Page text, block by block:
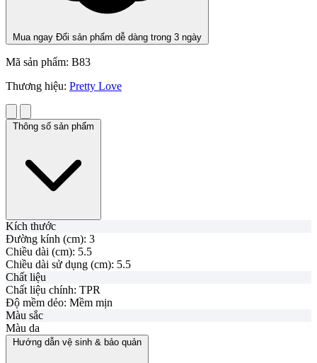
Mua ngay Đổi sản phẩm dễ dàng trong 3 ngày
Mã sản phẩm: B83
Thương hiệu: Pretty Love
Thông số sản phẩm
Kích thước
Đường kính (cm): 3
Chiều dài (cm): 5.5
Chiều dài sử dụng (cm): 5.5
Chất liệu
Chất liệu chính: TPR
Độ mềm dẻo: Mềm mịn
Màu sắc
Màu da
Hướng dẫn vệ sinh & bảo quản